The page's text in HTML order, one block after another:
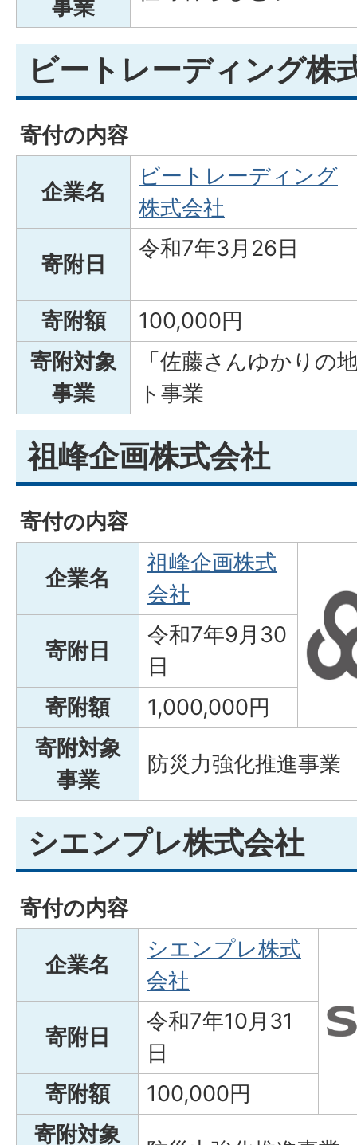
事業
ビートレーディング株
寄付の内容
企業名
ビートレーディング
株式会社
寄附日
令和7年3月26日
寄附額
100,000円
寄附対象
事業
「佐藤さんゆかりの
ト事業
祖峰企画株式会社
寄付の内容
企業名
祖峰企画株式
会社
寄附日
令和7年9月30
日
寄附額
1,000,000円
寄附対象
事業
防災力強化推進事業
シエンプレ株式会社
寄付の内容
企業名
シエンプレ株式
会社
寄附日
令和7年10月31
日
寄附額
100,000円
寄附対象